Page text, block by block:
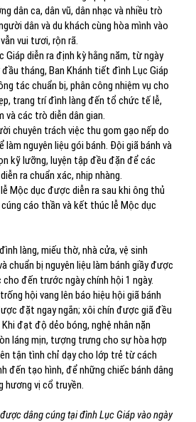
dân ca, dân vũ, dân nhạc và nhiều trò
dân và du khách cùng hòa mình vào
vui tươi, rộn rã.
Giáp diễn ra định kỳ hằng năm, từ ngày
tháng, Ban Khánh tiết đình Lục Giáp
tác chuẩn bị, phân công nhiệm vụ cho
trang trí đình làng đến tổ chức tế lễ,
và các trò diễn dân gian.
chuyên trách việc thu gom gạo nếp do
nguyên liệu gói bánh. Đội giã bánh và
kỹ lưỡng, luyện tập đều đặn để các
ra chuẩn xác, nhịp nhàng.
Mộc dục được diễn ra sau khi ông thủ
cáo thần và kết thúc lễ Mộc dục
làng, miếu thờ, nhà cửa, vệ sinh
chuẩn bị nguyên liệu làm bánh giầy được
đến trước ngày chính hội 1 ngày.
hội vang lên báo hiệu hội giã bánh
đặt ngay ngắn; xôi chín được giã đều
đạt độ dẻo bóng, nghệ nhân nặn
láng mịn, tượng trưng cho sự hòa hợp
tận tình chỉ dạy cho lớp trẻ từ cách
đến tạo hình, để những chiếc bánh dâng
hương vị cổ truyền.
dâng cúng tại đình Lục Giáp vào ngày